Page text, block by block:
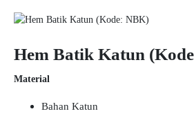
Hem Batik Katun
Material
Bahan Katun